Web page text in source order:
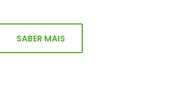
SABER MAIS